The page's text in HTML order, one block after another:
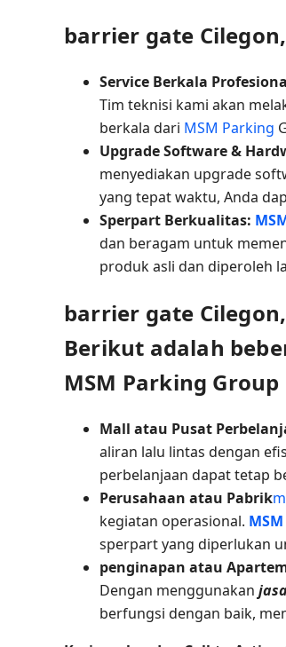
barrier gate
Service Berkala
Tim teknisi kami akan
berkala dari MSM Parking
Upgrade Software &
menyediakan upgrade
yang tepat waktu, Anda
Sperpart Berkualitas:
dan beragam untuk
produk asli dan diperoleh
barrier gate
Berikut adalah
MSM Parking Group
Mall atau Pusat
aliran lalu lintas dengan
perbelanjaan dapat tetap
Perusahaan atau Pabrik
kegiatan operasional.
sperpart yang diperlukan
penginapan atau
Dengan menggunakan
berfungsi dengan baik,